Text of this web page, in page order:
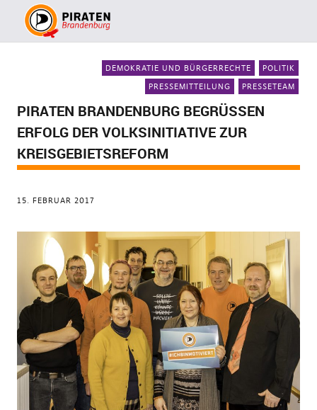
DEMOKRATIE UND BÜRGERRECHTE
POLITIK
PRESSEMITTEILUNG
PRESSETEAM
PIRATEN BRANDENBURG BEGRÜSSEN E
RFOLG DER VOLKSINITIATIVE ZUR K
REISGEBIETSREFORM
15. FEBRUAR 2017